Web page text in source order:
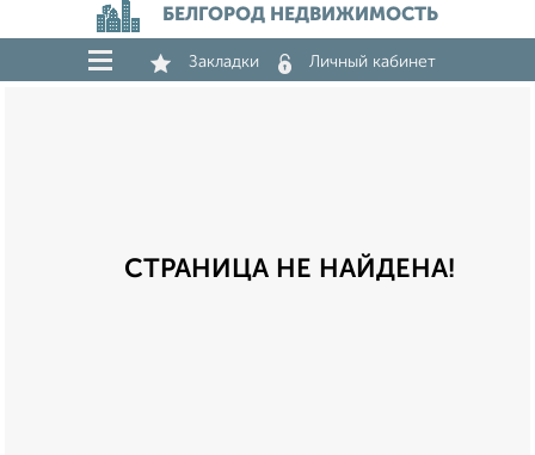
БЕЛГОРОД НЕДВИЖИМОСТЬ
Закладки Личный кабинет
СТРАНИЦА НЕ НАЙДЕНА!